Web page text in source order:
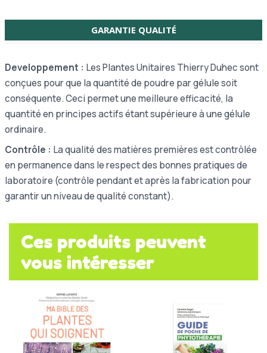
GARANTIE QUALITÉ
Developpement : Les Plantes Unitaires Thierry Duhec sont
conçues pour que la quantité de poudre par gélule soit
conséquente. Ceci permet une meilleure efficacité, la
quantité en principes actifs étant supérieure à une gélule
ordinaire.
Contrôle : La qualité des matières premières est contrôlée
en permanence dans le respect des bonnes pratiques de
laboratoire (contrôle pendant et après la fabrication pour
garantir un niveau de qualité constant).
Ces produits peuvent
vous intéresser